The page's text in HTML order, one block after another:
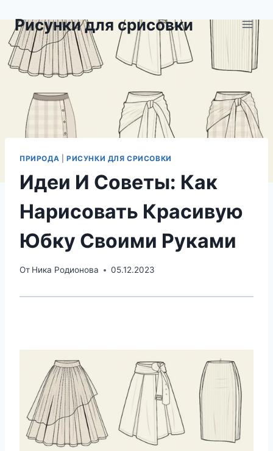
содержимому
Рисунки для срисовки
ПРИРОДА РИСУНКИ ДЛЯ СРИСОВКИ
Идеи И Советы: Как
Нарисовать Красивую
Юбку Своими Руками
От Ника Родионова 05.12.2023